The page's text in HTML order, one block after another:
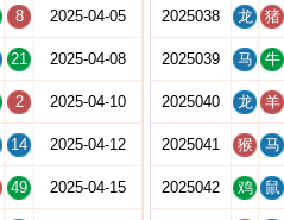
8 2025-04-05
21 2025-04-08
2 2025-04-10
14 2025-04-12
49 2025-04-15
2025038 龙 猪
2025039 马 牛
2025040 龙 羊
2025041 猴 马
2025042 鸡 鼠